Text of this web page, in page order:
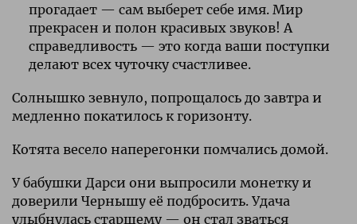
прогадает — сам выберет себе имя. Мир
прекрасен и полон красивых звуков! А
справедливость — это когда ваши поступки
делают всех чуточку счастливее.
Солнышко зевнуло, попрощалось до завтра и
медленно покатилось к горизонту.
Котята весело наперегонки помчались домой.
У бабушки Дарси они выпросили монетку и
доверили Чернышу её подбросить. Удача
улыбнулась старшему — он стал зваться